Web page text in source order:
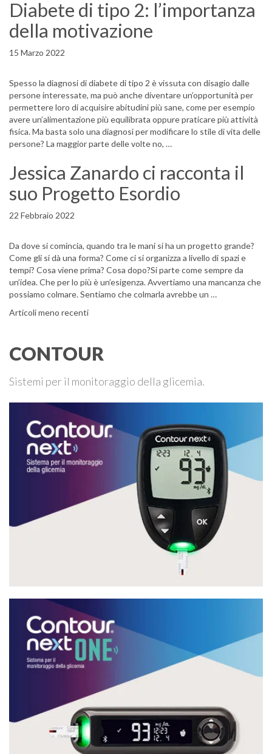
Diabete di tipo 2: l’importanza
della motivazione
15 Marzo 2022
Spesso la diagnosi di diabete di tipo 2 è vissuta con disagio dalle
persone interessate, ma può anche diventare un’opportunità per
permettere loro di acquisire abitudini più sane, come per esempio
avere un’alimentazione più equilibrata oppure praticare più attività
fisica. Ma basta solo una diagnosi per modificare lo stile di vita delle
persone? La maggior parte delle volte no, …
Jessica Zanardo ci racconta il
suo Progetto Esordio
22 Febbraio 2022
Da dove si comincia, quando tra le mani si ha un progetto grande?
Come gli si dà una forma? Come ci si organizza a livello di spazi e
tempi? Cosa viene prima? Cosa dopo?Si parte come sempre da
un’idea. Che per lo più è un’esigenza. Avvertiamo una mancanza che
possiamo colmare. Sentiamo che colmarla avrebbe un …
Navigazione articoli
Articoli meno recenti
CONTOUR
Sistemi per il monitoraggio della glicemia.